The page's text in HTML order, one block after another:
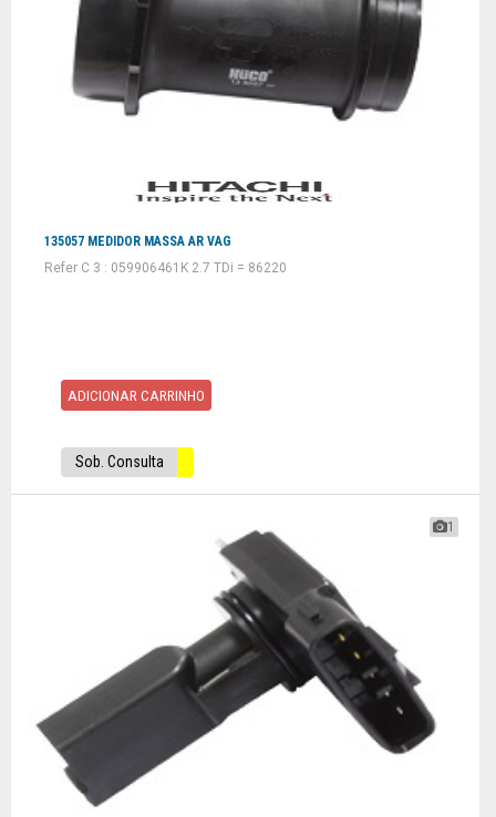
135057 MEDIDOR MASSA AR VAG
Refer C 3 : 059906461K 2.7 TDi = 86220
ADICIONAR CARRINHO
Sob. Consulta
1